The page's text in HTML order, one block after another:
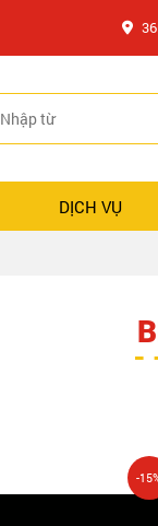
DỊCH VỤ
-